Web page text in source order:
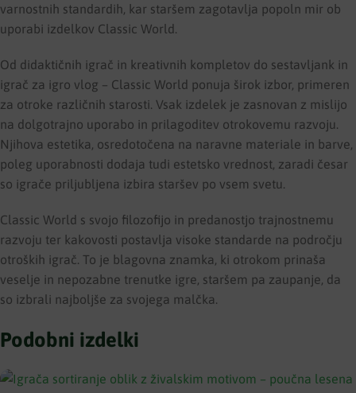
varnostnih standardih, kar staršem zagotavlja popoln mir ob
uporabi izdelkov Classic World.
Od didaktičnih igrač in kreativnih kompletov do sestavljank in
igrač za igro vlog – Classic World ponuja širok izbor, primeren
za otroke različnih starosti. Vsak izdelek je zasnovan z mislijo
na dolgotrajno uporabo in prilagoditev otrokovemu razvoju.
Njihova estetika, osredotočena na naravne materiale in barve,
poleg uporabnosti dodaja tudi estetsko vrednost, zaradi česar
so igrače priljubljena izbira staršev po vsem svetu.
Classic World s svojo filozofijo in predanostjo trajnostnemu
razvoju ter kakovosti postavlja visoke standarde na področju
otroških igrač. To je blagovna znamka, ki otrokom prinaša
veselje in nepozabne trenutke igre, staršem pa zaupanje, da
so izbrali najboljše za svojega malčka.
Podobni izdelki